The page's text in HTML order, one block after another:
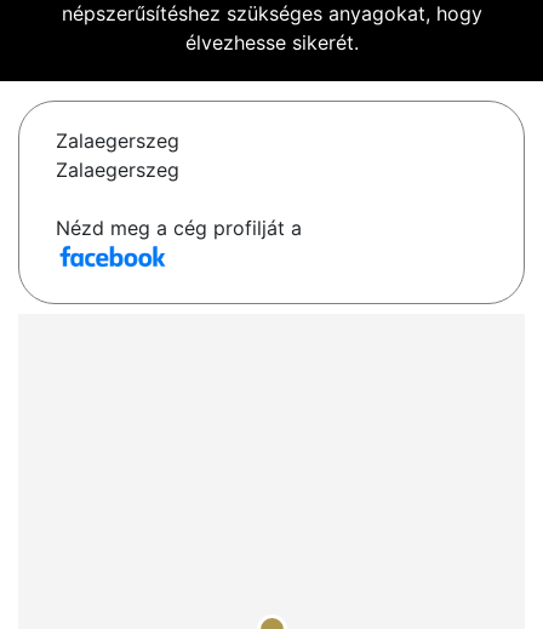
népszerűsítéshez szükséges anyagokat, hogy
élvezhesse sikerét.
Zalaegerszeg
Zalaegerszeg
Nézd meg a cég profilját a